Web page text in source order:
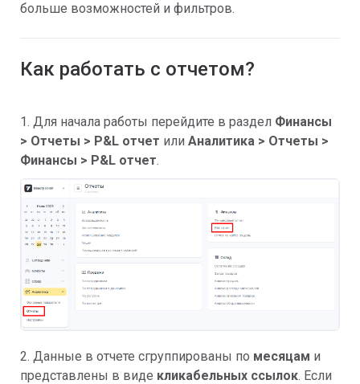
больше возможностей и фильтров.
Как работать с отчетом?
1. Для начала работы перейдите в раздел Финансы
> Отчеты > P&L отчет или Аналитика > Отчеты >
Финансы > P&L отчет.
2. Данные в отчете сгруппированы по месяцам и
представлены в виде кликабельных ссылок. Если